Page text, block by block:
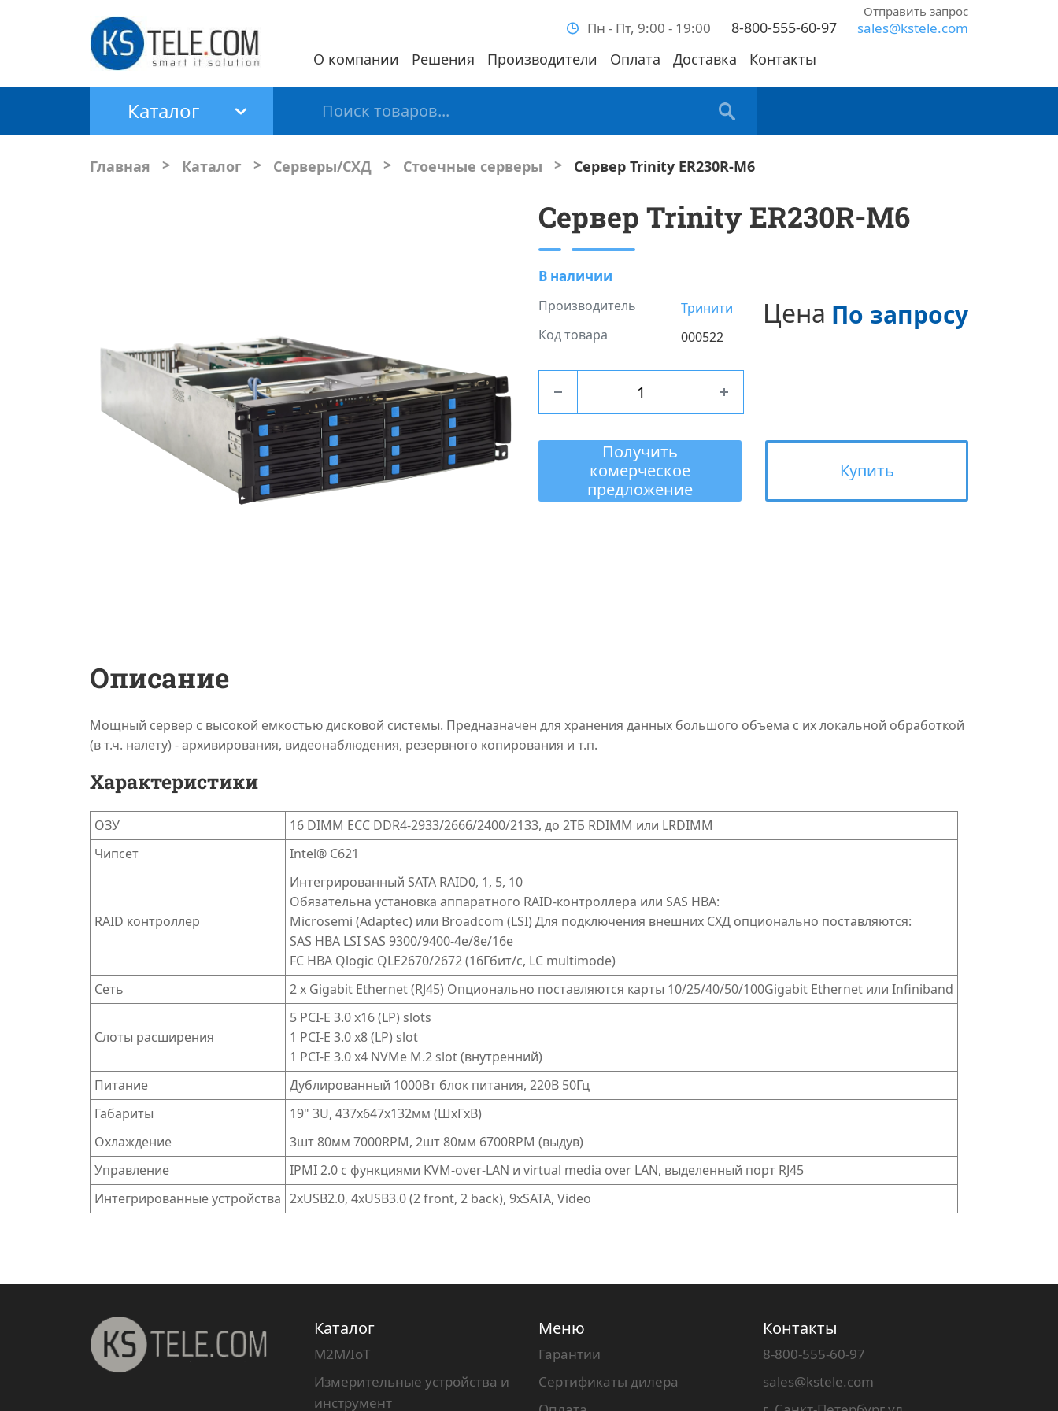
Пн - Пт, 9:00 - 19:00 8-800-555-60-97 sales@kstele.com
Отправить запрос
О компании Решения Производители Оплата Доставка Контакты
Каталог
Главная > Каталог > Серверы/СХД > Стоечные серверы > Сервер Trinity ER230R-M6
Сервер Trinity ER230R-M6
В наличии
Производитель
Тринити
Код товара
000522
Цена По запросу
Получить
комерческое
предложение
Купить
Описание
Мощный сервер с высокой емкостью дисковой системы. Предназначен для хранения данных большого объема с их локальной обработкой
(в т.ч. налету) - архивирования, видеонаблюдения, резервного копирования и т.п.
Характеристики
ОЗУ
16 DIMM ECC DDR4-2933/2666/2400/2133, до 2ТБ RDIMM или LRDIMM
Чипсет
Intel® C621
RAID контроллер
Интегрированный SATA RAID0, 1, 5, 10
Обязательна установка аппаратного RAID-контроллера или SAS HBA:
Microsemi (Adaptec) или Broadcom (LSI) Для подключения внешних СХД опционально поставляются:
SAS HBA LSI SAS 9300/9400-4e/8e/16e
FC HBA Qlogic QLE2670/2672 (16Гбит/с, LC multimode)
Сеть
2 x Gigabit Ethernet (RJ45) Опционально поставляются карты 10/25/40/50/100Gigabit Ethernet или Infiniband
Слоты расширения
5 PCI-E 3.0 x16 (LP) slots
1 PCI-E 3.0 x8 (LP) slot
1 PCI-E 3.0 x4 NVMe M.2 slot (внутренний)
Питание
Дублированный 1000Вт блок питания, 220В 50Гц
Габариты
19" 3U, 437х647х132мм (ШхГхВ)
Охлаждение
3шт 80мм 7000RPM, 2шт 80мм 6700RPM (выдув)
Управление
IPMI 2.0 с функциями KVM-over-LAN и virtual media over LAN, выделенный порт RJ45
Интегрированные устройства 2xUSB2.0, 4xUSB3.0 (2 front, 2 back), 9xSATA, Video
Каталог
M2M/IoT
Измерительные устройства и
инструмент
Меню
Гарантии
Сертификаты дилера
Контакты
8-800-555-60-97
sales@kstele.com